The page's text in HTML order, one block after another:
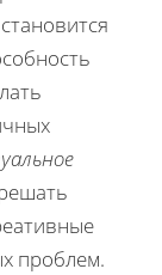
проблем.